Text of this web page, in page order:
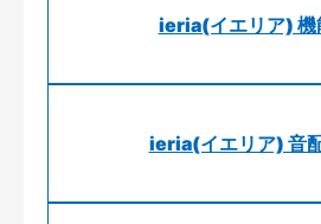
ieria(イエリア) 機
ieria(イエリア) 音